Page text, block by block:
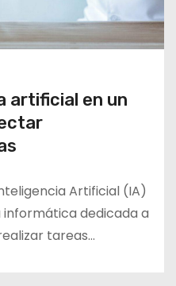
artificial en un
Artificial (IA)
dedicada a
tareas…